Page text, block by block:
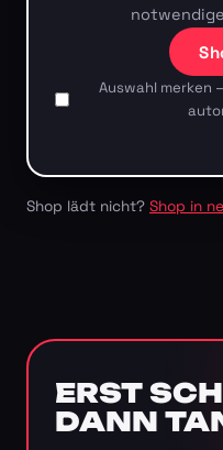
Auswahl merken
Shop lädt nicht? Shop in
ERST
DANN